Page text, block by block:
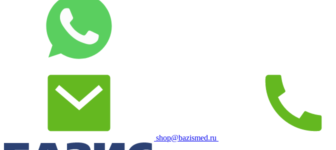
shop@bazismed.ru